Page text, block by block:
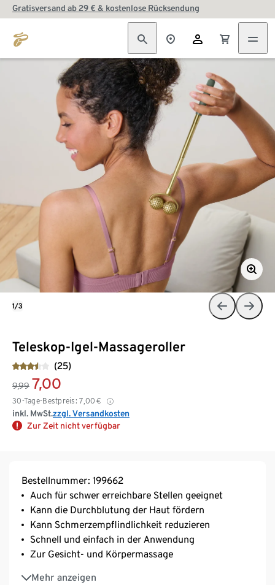
Gratisversand ab 29 € & kostenlose Rücksendung
Teleskop-Igel-Massageroller
(25)
9,99 7,00
30-Tage-Bestpreis: 7,00 €
inkl. MwSt.zzgl. Versandkosten
Zur Zeit nicht verfügbar
1/3
Bestellnummer: 199662
Auch für schwer erreichbare Stellen geeignet
Kann die Durchblutung der Haut fördern
Kann Schmerzempflindlichkeit reduzieren
Schnell und einfach in der Anwendung
Zur Gesicht- und Körpermassage
Mehr anzeigen
Teleskopgriff ausziehbar bis ca. 37 cm